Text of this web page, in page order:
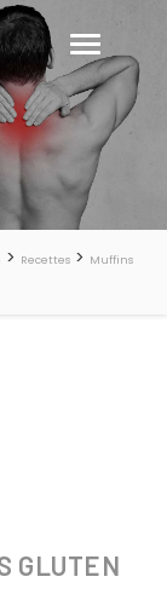
> Recettes > Muffins
GLUTEN